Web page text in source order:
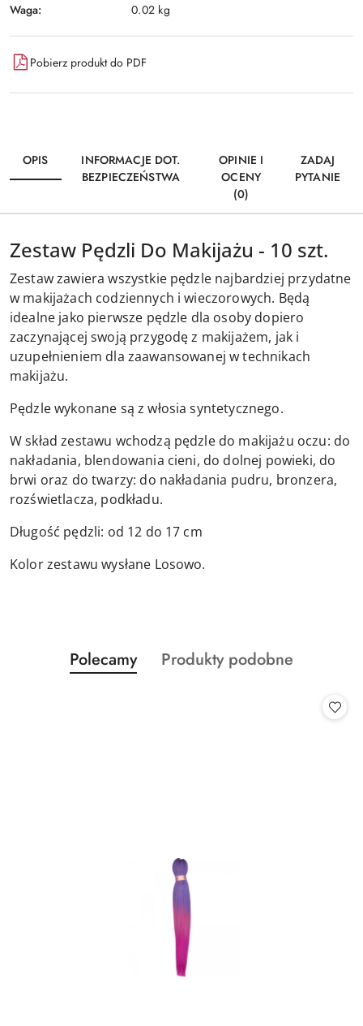
Waga: 0.02 kg
Pobierz produkt do PDF
OPIS
INFORMACJE DOT.
BEZPIECZEŃSTWA
OPINIE I
OCENY
(0)
ZADAJ
PYTANIE
Zestaw Pędzli Do Makijażu - 10 szt.
Zestaw zawiera wszystkie pędzle najbardziej przydatne
w makijażach codziennych i wieczorowych. Będą
idealne jako pierwsze pędzle dla osoby dopiero
zaczynającej swoją przygodę z makijażem, jak i
uzupełnieniem dla zaawansowanej w technikach
makijażu.
Pędzle wykonane są z włosia syntetycznego.
W skład zestawu wchodzą pędzle do makijażu oczu: do
nakładania, blendowania cieni, do dolnej powieki, do
brwi oraz do twarzy: do nakładania pudru, bronzera,
rozświetlacza, podkładu.
Długość pędzli: od 12 do 17 cm
Kolor zestawu wysłane Losowo.
Pomiń karuzelę produktów
Produkty
o
Polecamy
Produkty
Produkty podobne